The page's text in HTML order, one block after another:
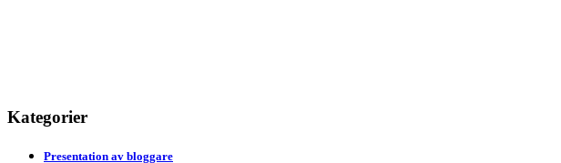
Kategorier
Presentation av bloggare